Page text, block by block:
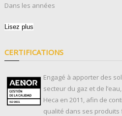
Dans les années
Lisez plus
CERTIFICATIONS
Engagé à apporter des
secteur du gaz et de
Heca en 2011, afin de
qualité dans ses produits